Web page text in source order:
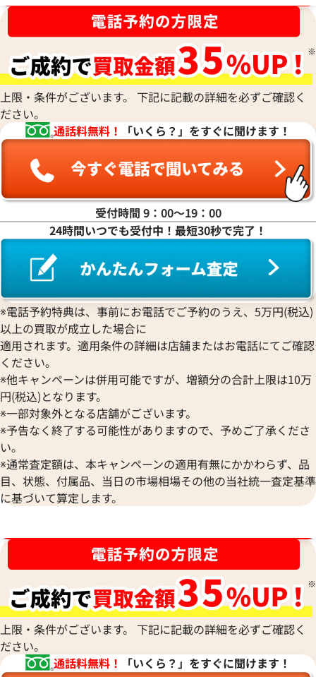
エルメス ヴァルパライソPM ハンドバッ
グ キャンバス シルバー金具
参考買取価格
58,000円
2026年5月17日時点
エルメス ヴァル
グ キャンバス シ
参考買取価格
58,000円
2025年11月17日
エルメス ヴァルパライソロングPM ハン
ドバッグ キャンバス シルバー金具
参考買取価格
55,000 円
2026年3月3日時点
エルメス ヴァル
ドバッグ キャン
参考買取価格
エルメス ヴァルパライソPM ハンドバッ
グ キャンバス □J刻印 シルバー金具
グ キャンバス □K
上限・条件がございます。 下記に記載の詳細を必ずご確認く
ださい。
通話料無料！
「いくら？」をすぐに聞けます！
受付時間 9：00〜19：00
24時間いつでも受付中！最短30秒で完了！
※電話予約特典は、事前にお電話でご予約のうえ、5万円(税込)
以上の買取が成立した場合に
適用されます。適用条件の詳細は店舗またはお電話にてご確認
ください。
※他キャンペーンは併用可能ですが、増額分の合計上限は10万
円(税込)となります。
※一部対象外となる店舗がございます。
※予告なく終了する可能性がありますので、予めご了承くださ
い。
※通常査定額は、本キャンペーンの適用有無にかかわらず、品
目、状態、付属品、当日の市場相場その他の当社統一査定基準
に基づいて算定します。
上限・条件がございます。 下記に記載の詳細を必ずご確認く
ださい。
通話料無料！
「いくら？」をすぐに聞けます！